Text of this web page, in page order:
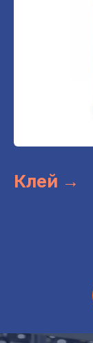
Клей →